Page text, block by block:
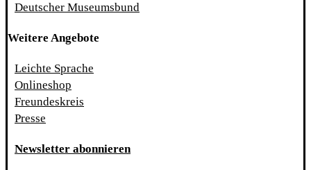
Deutscher Museumsbund
Weitere Angebote
Leichte Sprache
Onlineshop
Freundeskreis
Presse
Newsletter abonnieren